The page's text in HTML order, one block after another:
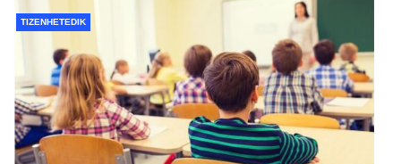
TIZENHETEDIK